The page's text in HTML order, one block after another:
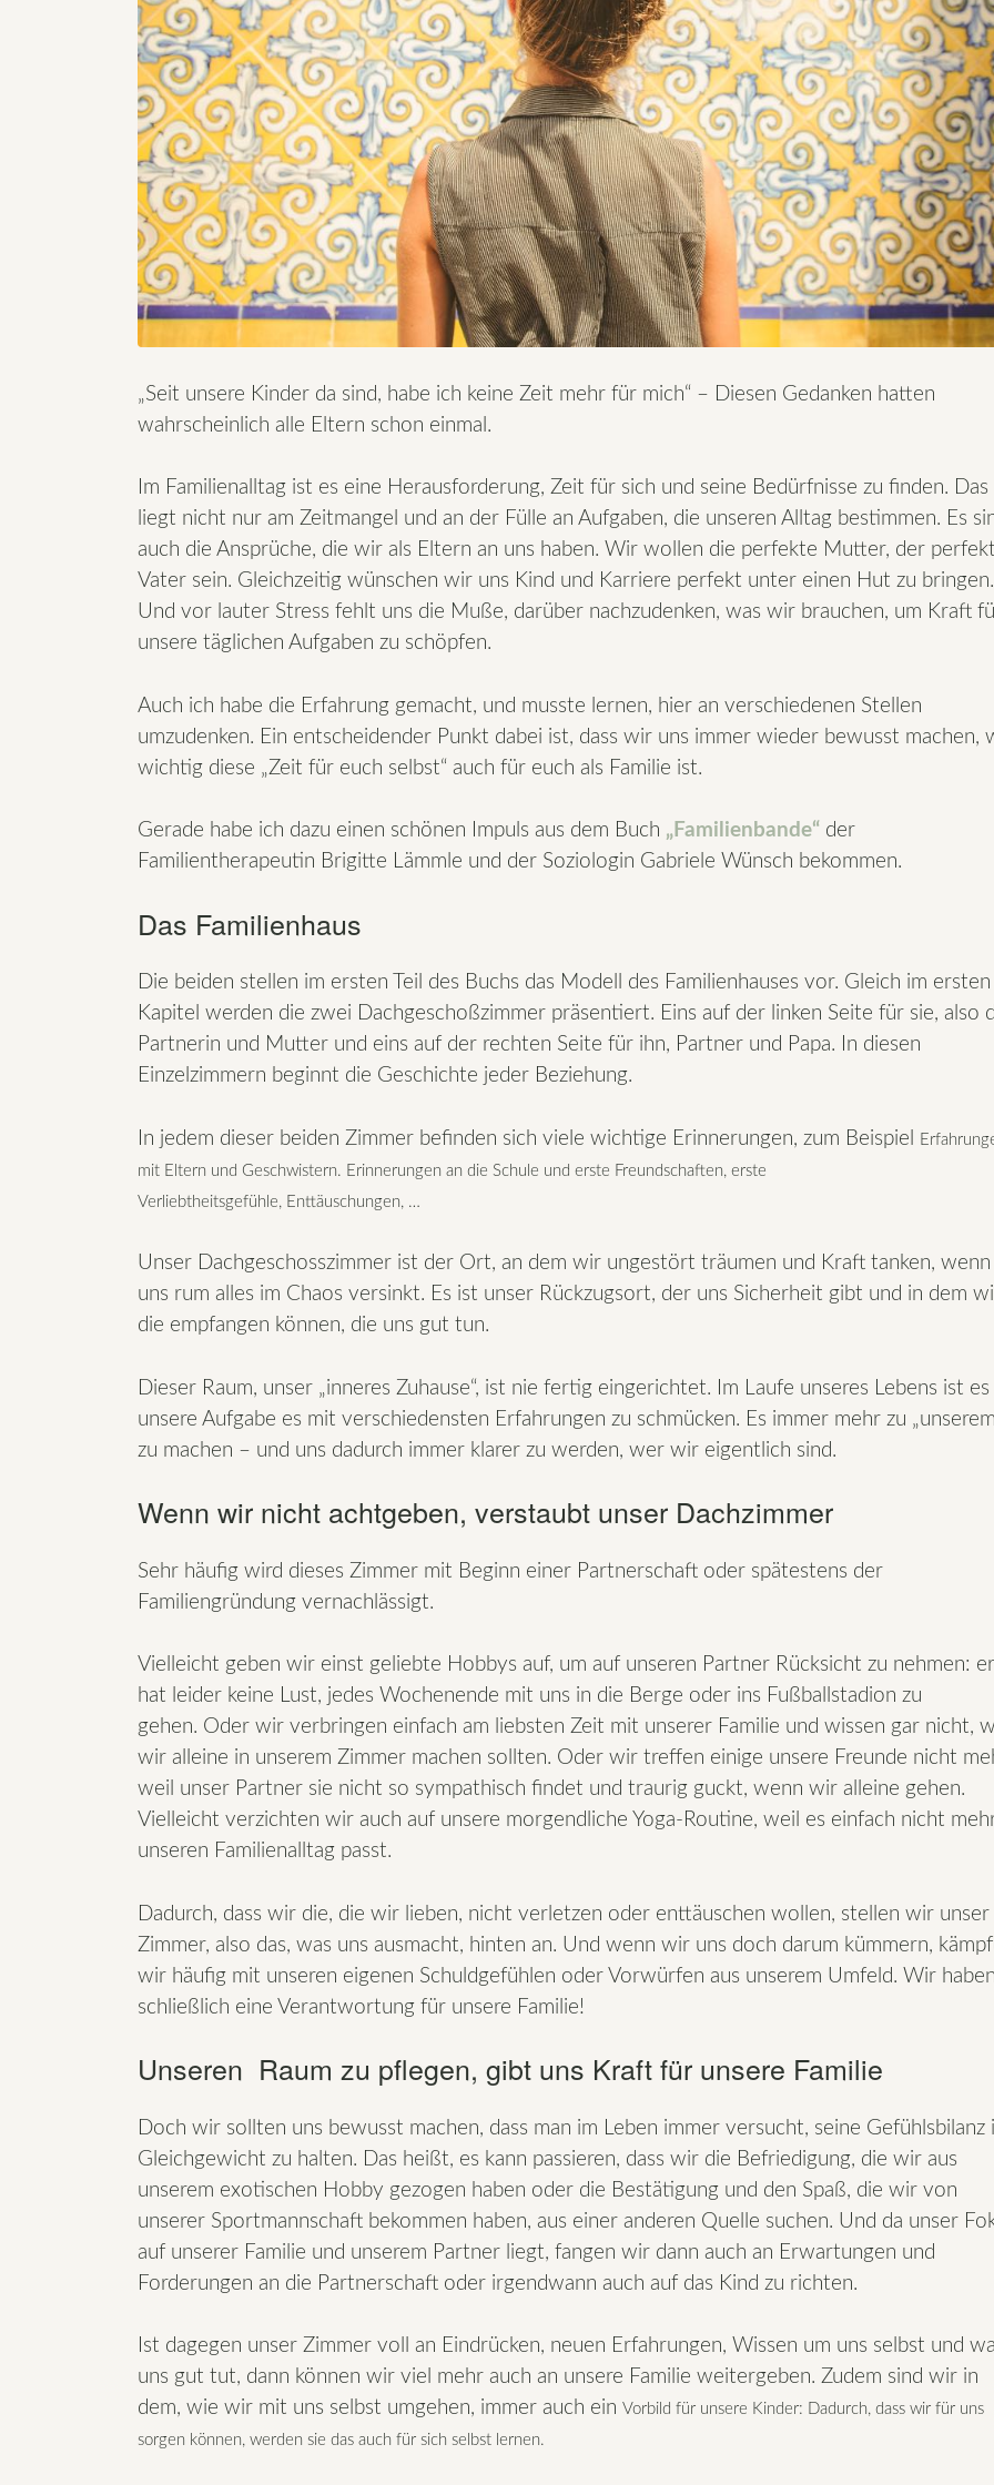
„Seit unsere Kinder da sind, habe ich keine Zeit mehr für mich“ – Diesen Gedanken hatten
wahrscheinlich alle Eltern schon einmal.
Im Familienalltag ist es eine Herausforderung, Zeit für sich und seine Bedürfnisse zu finden. Das
liegt nicht nur am Zeitmangel und an der Fülle an Aufgaben, die unseren Alltag bestimmen. Es
auch die Ansprüche, die wir als Eltern an uns haben. Wir wollen die perfekte Mutter, der
Vater sein. Gleichzeitig wünschen wir uns Kind und Karriere perfekt unter einen Hut zu bringen.
Und vor lauter Stress fehlt uns die Muße, darüber nachzudenken, was wir brauchen, um Kraft
unsere täglichen Aufgaben zu schöpfen.
Auch ich habe die Erfahrung gemacht, und musste lernen, hier an verschiedenen Stellen
umzudenken. Ein entscheidender Punkt dabei ist, dass wir uns immer wieder bewusst machen,
wichtig diese „Zeit für euch selbst“ auch für euch als Familie ist.
Gerade habe ich dazu einen schönen Impuls aus dem Buch „Familienbande“ der
Familientherapeutin Brigitte Lämmle und der Soziologin Gabriele Wünsch bekommen.
Das Familienhaus
Die beiden stellen im ersten Teil des Buchs das Modell des Familienhauses vor. Gleich im ersten
Kapitel werden die zwei Dachgeschoßzimmer präsentiert. Eins auf der linken Seite für sie, also
Partnerin und Mutter und eins auf der rechten Seite für ihn, Partner und Papa. In diesen
Einzelzimmern beginnt die Geschichte jeder Beziehung.
In jedem dieser beiden Zimmer befinden sich viele wichtige Erinnerungen, zum Beispiel
mit Eltern und Geschwistern. Erinnerungen an die Schule und erste Freundschaften, erste
Verliebtheitsgefühle, Enttäuschungen, …
Unser Dachgeschosszimmer ist der Ort, an dem wir ungestört träumen und Kraft tanken, wenn
uns rum alles im Chaos versinkt. Es ist unser Rückzugsort, der uns Sicherheit gibt und in dem
die empfangen können, die uns gut tun.
Dieser Raum, unser „inneres Zuhause“, ist nie fertig eingerichtet. Im Laufe unseres Lebens ist es
unsere Aufgabe es mit verschiedensten Erfahrungen zu schmücken. Es immer mehr zu
zu machen – und uns dadurch immer klarer zu werden, wer wir eigentlich sind.
Wenn wir nicht achtgeben, verstaubt unser Dachzimmer
Sehr häufig wird dieses Zimmer mit Beginn einer Partnerschaft oder spätestens der
Familiengründung vernachlässigt.
Vielleicht geben wir einst geliebte Hobbys auf, um auf unseren Partner Rücksicht zu nehmen: er
hat leider keine Lust, jedes Wochenende mit uns in die Berge oder ins Fußballstadion zu
gehen. Oder wir verbringen einfach am liebsten Zeit mit unserer Familie und wissen gar nicht,
wir alleine in unserem Zimmer machen sollten. Oder wir treffen einige unsere Freunde nicht
weil unser Partner sie nicht so sympathisch findet und traurig guckt, wenn wir alleine gehen.
Vielleicht verzichten wir auch auf unsere morgendliche Yoga-Routine, weil es einfach nicht
unseren Familienalltag passt.
Dadurch, dass wir die, die wir lieben, nicht verletzen oder enttäuschen wollen, stellen wir unser
Zimmer, also das, was uns ausmacht, hinten an. Und wenn wir uns doch darum kümmern,
wir häufig mit unseren eigenen Schuldgefühlen oder Vorwürfen aus unserem Umfeld. Wir haben
schließlich eine Verantwortung für unsere Familie!
Unseren Raum zu pflegen, gibt uns Kraft für unsere Familie
Doch wir sollten uns bewusst machen, dass man im Leben immer versucht, seine Gefühlsbilanz
Gleichgewicht zu halten. Das heißt, es kann passieren, dass wir die Befriedigung, die wir aus
unserem exotischen Hobby gezogen haben oder die Bestätigung und den Spaß, die wir von
unserer Sportmannschaft bekommen haben, aus einer anderen Quelle suchen. Und da unser
auf unserer Familie und unserem Partner liegt, fangen wir dann auch an Erwartungen und
Forderungen an die Partnerschaft oder irgendwann auch auf das Kind zu richten.
Ist dagegen unser Zimmer voll an Eindrücken, neuen Erfahrungen, Wissen um uns selbst und
uns gut tut, dann können wir viel mehr auch an unsere Familie weitergeben. Zudem sind wir in
dem, wie wir mit uns selbst umgehen, immer auch ein Vorbild für unsere Kinder: Dadurch, dass wir für uns
sorgen können, werden sie das auch für sich selbst lernen.